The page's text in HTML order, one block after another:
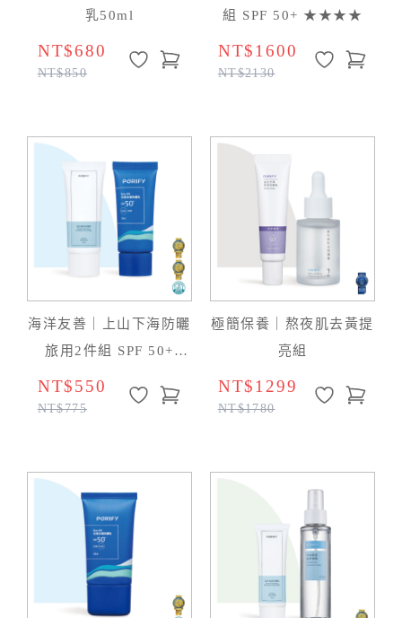
乳50ml
NT$680
NT$850
組 SPF 50+ ★★★★
NT$1600
NT$2130
海洋友善｜上山下海防曬
旅用2件組 SPF 50+
★★★★
NT$550
NT$775
極簡保養｜熬夜肌去黃提
亮組
NT$1299
NT$1780